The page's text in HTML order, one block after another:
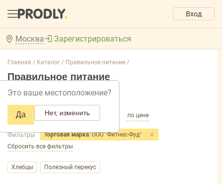
Вход
Москва
Это ваше местоположение?
Да Нет, изменить
Зарегистрироваться
Главная / Каталог / Правильное питание /
Правильное питание
Добавить фильтр товаров
по популярности по названию по цене
Фильтры Торговая марка: ООО "Фитнес-Фуд"
Сбросить все фильтры
Хлебцы Полезный перекус